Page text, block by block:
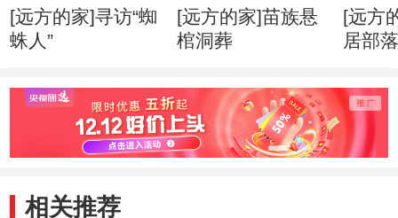
[远方的家]寻访“蜘
蛛人”
[远方的家]苗族悬
棺洞葬
[远方
居部落
相关推荐